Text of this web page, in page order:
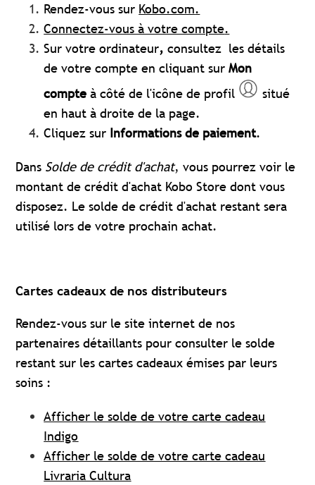
Rendez-vous sur Kobo.com.
Connectez-vous à votre compte.
Sur votre ordinateur,consultez les détails
de votre compte en cliquant sur Mon
compte à côté de l'icône de profil
situé
en haut à droite de la page.
Cliquez sur Informations de paiement.
Dans Solde de crédit d'achat, vous pourrez voir le
montant de crédit d'achat Kobo Store dont vous
disposez. Le solde de crédit d'achat restant sera
utilisé lors de votre prochain achat.
Cartes cadeaux de nos distributeurs
Rendez-vous sur le site internet de nos
partenaires détaillants pour consulter le solde
restant sur les cartes cadeaux émises par leurs
soins :
Afficher le solde de votre carte cadeau
Indigo
Afficher le solde de votre carte cadeau
Livraria Cultura